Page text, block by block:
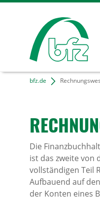
bfz.de
Die
ist das zweite von
vollständigen Teil
Aufbauend auf
der Konten eines